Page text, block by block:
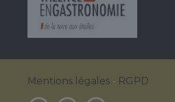
Mentions légales - RGPD